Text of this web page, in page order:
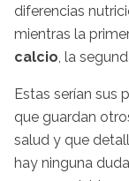
diferencias
mientras la
calcio , la
Estas serían sus
que guardan
salud y que
hay ninguna